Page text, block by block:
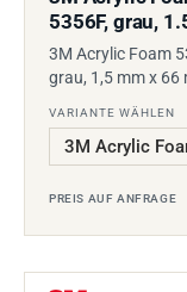
5356F, grau,
3M Acrylic Foam
grau, 1,5 mm x
VARIANTE WÄHLEN
PREIS AUF ANFRAGE